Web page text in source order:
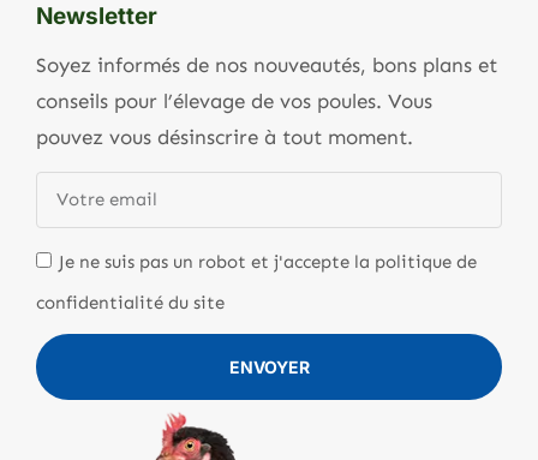
Newsletter
Soyez informés de nos nouveautés, bons plans et
conseils pour l’élevage de vos poules. Vous
pouvez vous désinscrire à tout moment.
Je ne suis pas un robot et j'accepte la politique de
confidentialité du site
ENVOYER